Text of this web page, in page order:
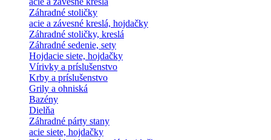
Záhradné stoličky
acie a závesné kreslá, hojdačky
Záhradné stoličky, kreslá
Záhradné sedenie, sety
Hojdacie siete, hojdačky
Vírivky a príslušenstvo
Krby a príslušenstvo
Grily a ohniská
Bazény
Dielňa
Záhradné párty stany
acie siete, hojdačky